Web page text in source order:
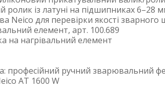
ролик із латуні на підшипниках 6–28
Neico для перевірки якості зварного
елемент, арт. 100.689
на нагрівальний елемент
професійний ручний зварювальний
AT 1600 W